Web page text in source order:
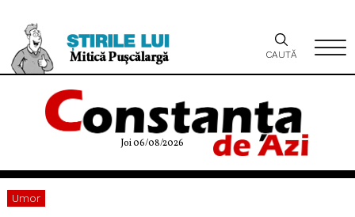
Joi 06/08/2026
CAUTĂ
Umor